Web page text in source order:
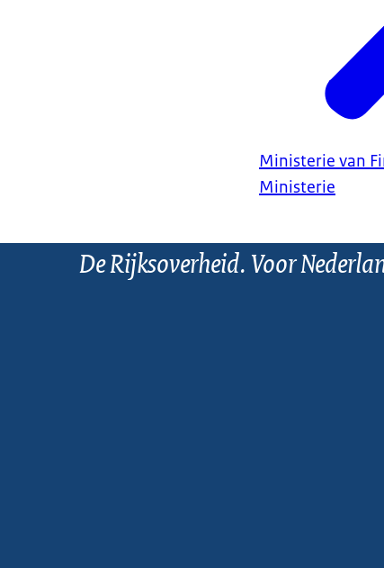
Ministerie van
Ministerie
De Rijksoverheid. Voor